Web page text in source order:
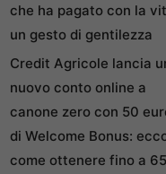
che ha pagato con la
un gesto di gentilezza
Credit Agricole lancia
nuovo conto online a
canone zero con 50
di Welcome Bonus:
come ottenere fino a